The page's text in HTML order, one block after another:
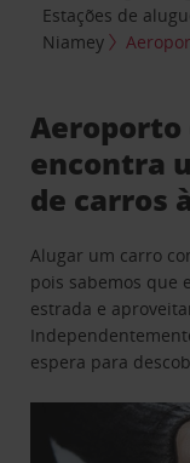
Estações de
Niamey
Aeroporto
encontra
de carros
Alugar um carro
pois sabemos que
estrada e
espera para